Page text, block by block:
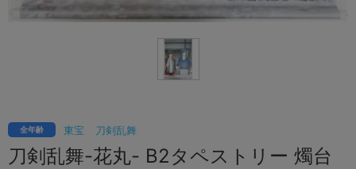
東宝 刀剣乱舞
全年齢
刀剣乱舞-花丸- B2タペストリー 燭台